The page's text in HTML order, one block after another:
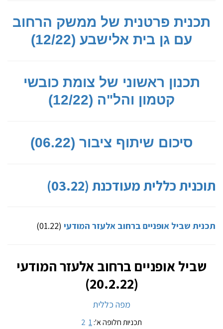
תכנית פרטנית של ממשק הרחוב
עם גן בית אלישבע (12/22)
תכנון ראשוני של צומת כובשי
קטמון והל"ה (12/22)
סיכום שיתוף ציבור (06.22)
תוכנית כללית מעודכנת (03.22)
תכנית שביל אופניים ברחוב אלעזר המודעי (01.22)
שביל אופניים ברחוב אלעזר המודעי
(20.2.22)
מפה כללית
תכניות חלופה א':1